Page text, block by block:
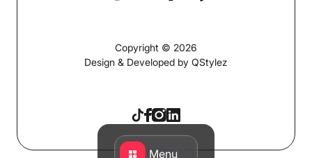
Menu
Copyright © 2026
Design & Developed by QStylez